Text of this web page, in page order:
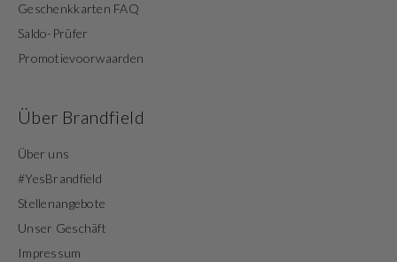
Geschenkkarten FAQ
Saldo-Prüfer
Promotievoorwaarden
Über Brandfield
Über uns
#YesBrandfield
Stellenangebote
Unser Geschäft
Impressum